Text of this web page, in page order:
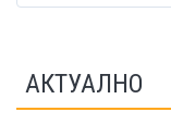
АКТУАЛНО